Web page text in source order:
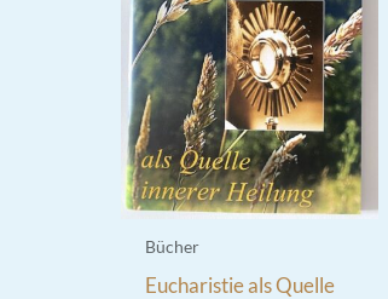
Bücher
Eucharistie als Quelle